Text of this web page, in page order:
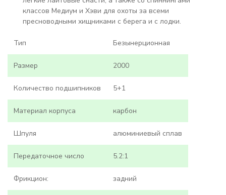
классов Медиум и Хэви для охоты за всеми
пресноводными хищниками с берега и с лодки.
Тип Безынерционная
Размер 2000
Количество подшипников 5+1
Материал корпуса карбон
Шпуля алюминиевый сплав
Передаточное число 5.2:1
Фрикцион: задний